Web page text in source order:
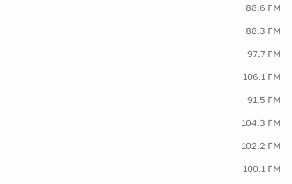
88.6 FM
88.3 FM
97.7 FM
106.1 FM
91.5 FM
104.3 FM
102.2 FM
100.1 FM